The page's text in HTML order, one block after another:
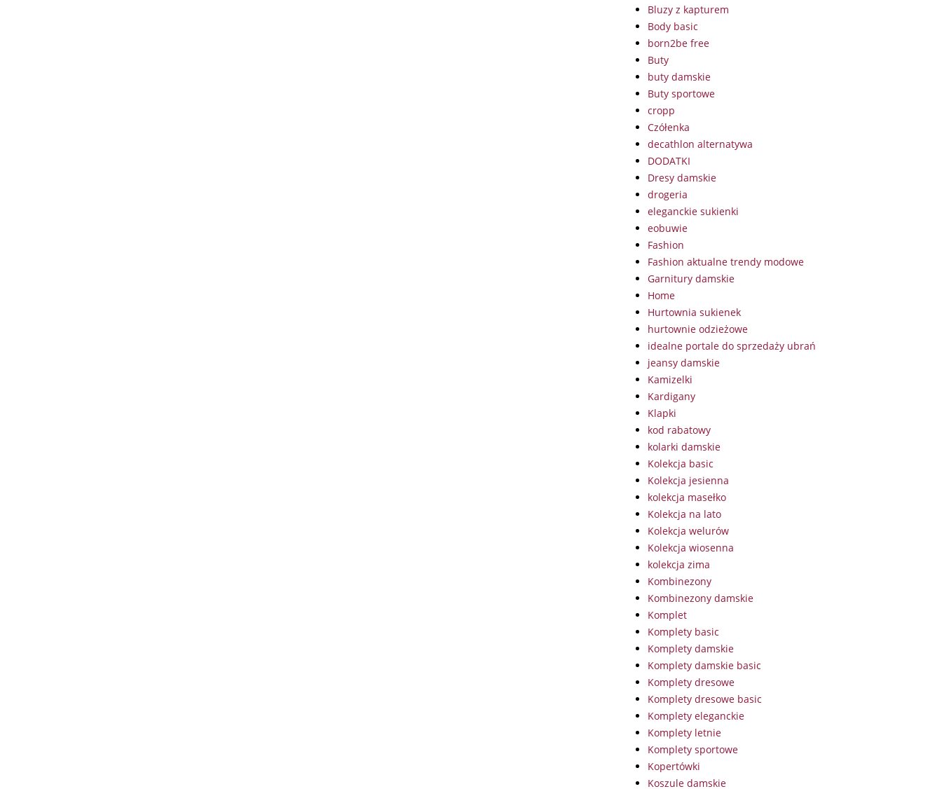
Bluzy z kapturem
Body basic
born2be free
Buty
buty damskie
Buty sportowe
cropp
Czółenka
decathlon alternatywa
DODATKI
Dresy damskie
drogeria
eleganckie sukienki
eobuwie
Fashion
Fashion aktualne trendy modowe
Garnitury damskie
Home
Hurtownia sukienek
hurtownie odzieżowe
idealne portale do sprzedaży ubrań
jeansy damskie
Kamizelki
Kardigany
Klapki
kod rabatowy
kolarki damskie
Kolekcja basic
Kolekcja jesienna
kolekcja masełko
Kolekcja na lato
Kolekcja welurów
Kolekcja wiosenna
kolekcja zima
Kombinezony
Kombinezony damskie
Komplet
Komplety basic
Komplety damskie
Komplety damskie basic
Komplety dresowe
Komplety dresowe basic
Komplety eleganckie
Komplety letnie
Komplety sportowe
Kopertówki
Koszule damskie